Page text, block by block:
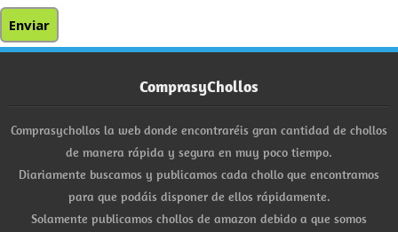
ComprasyChollos
Comprasychollos la web donde encontraréis gran cantidad de chollos
de manera rápida y segura en muy poco tiempo.
Diariamente buscamos y publicamos cada chollo que encontramos
para que podáis disponer de ellos rápidamente.
Solamente publicamos chollos de amazon debido a que somos